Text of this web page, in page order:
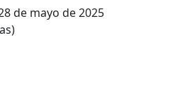
de mayo de 2025